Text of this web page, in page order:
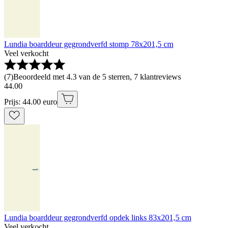
Lundia boarddeur gegrondverfd stomp 78x201,5 cm
Veel verkocht
(7)Beoordeeld met 4.3 van de 5 sterren, 7 klantreviews
44.00
Prijs: 44.00 euro
Lundia boarddeur gegrondverfd opdek links 83x201,5 cm